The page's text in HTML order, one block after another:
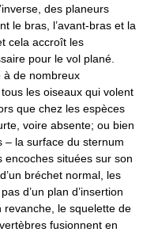
des planeurs
le bras, l’avant-bras et la
cela accroît les
pour le vol plané.
à de nombreux
les oiseaux qui volent
que chez les espèces
voire absente; ou bien
– la surface du sternum
situées sur son
bréchet normal, les
d’un plan d’insertion
revanche, le squelette de
fusionnent en